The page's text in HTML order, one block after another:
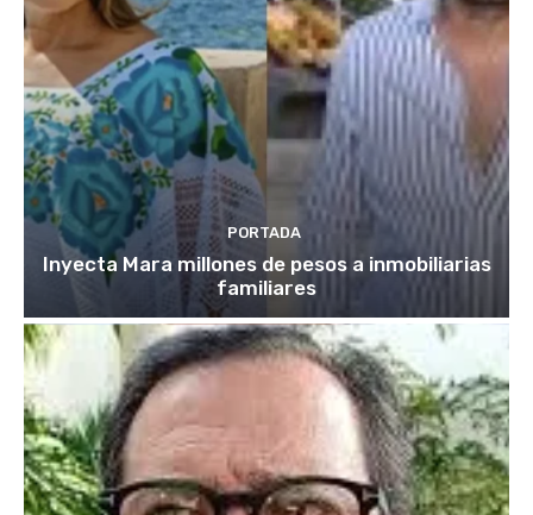
PORTADA
Inyecta Mara millones de pesos a inmobiliarias
familiares